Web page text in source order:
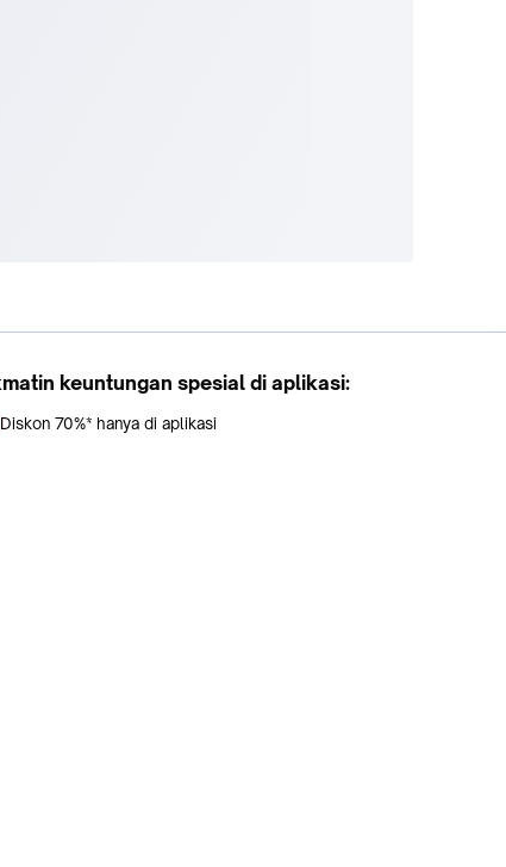
keuntungan spesial di aplikasi:
Diskon 70%* hanya di aplikasi